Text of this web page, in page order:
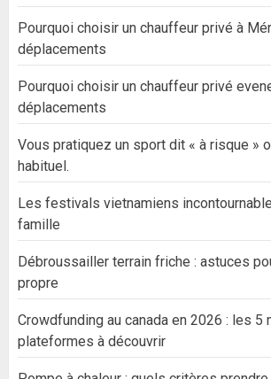
Pourquoi choisir un chauffeur privé à
déplacements
Pourquoi choisir un chauffeur privé
déplacements
Vous pratiquez un sport dit « à risque »
habituel.
Les festivals vietnamiens
famille
Débroussailler terrain friche : astuces
propre
Crowdfunding au canada en 2026 : les 5
plateformes à découvrir